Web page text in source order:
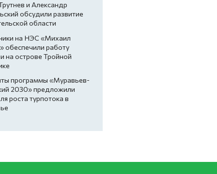
и Александр
обсудили развитие
области
на НЭС «Михаил
обеспечили работу
на острове Тройной
программы «Муравьев-
2030» предложили
роста турпотока в